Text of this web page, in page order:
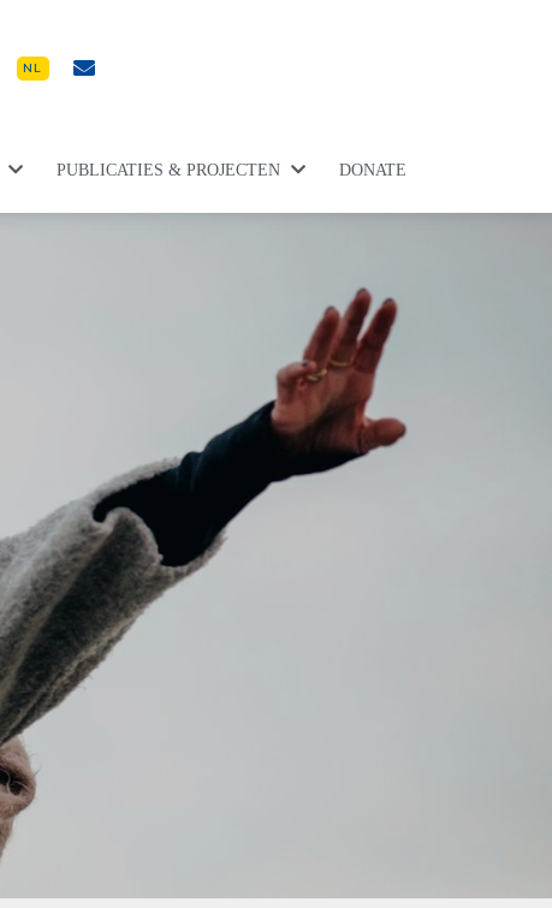
NL
PUBLICATIES & PROJECTEN DONATE